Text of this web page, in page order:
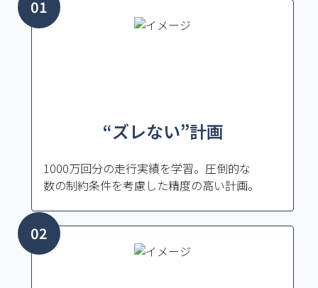
“ズレない”計画
1000万回分の走行実績を学習。圧倒的な
数の制約条件を考慮した精度の高い計画。